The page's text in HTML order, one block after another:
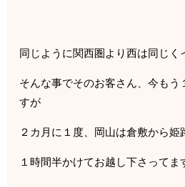
同じように関西圏より西は同じく
そんな事でそのお客さん、今もう
すが
２カ月に１度、岡山は倉敷から姫
１時間半かけてお越し下さってま